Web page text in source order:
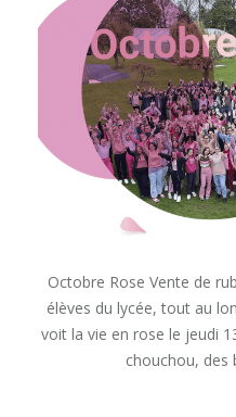
Octobre Rose Vente de
élèves du lycée, tout au
voit la vie en rose le jeudi
chouchou,